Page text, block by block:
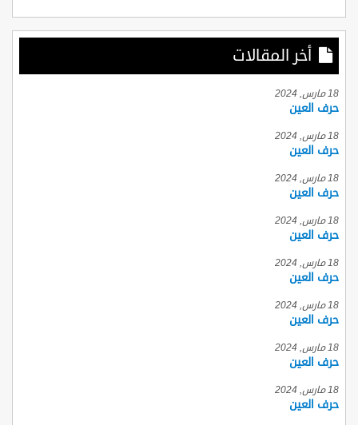
أخر المقالات
18 مارس, 2024
حرف العين
18 مارس, 2024
حرف العين
18 مارس, 2024
حرف العين
18 مارس, 2024
حرف العين
18 مارس, 2024
حرف العين
18 مارس, 2024
حرف العين
18 مارس, 2024
حرف العين
18 مارس, 2024
حرف العين